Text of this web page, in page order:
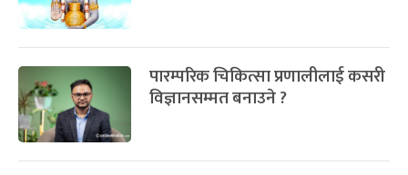
पारम्परिक चिकित्सा प्रणालीलाई कसरी
विज्ञानसम्मत बनाउने ?